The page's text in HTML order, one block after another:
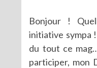
Bonjour !
initiative sympa
du tout ce
participer, mon